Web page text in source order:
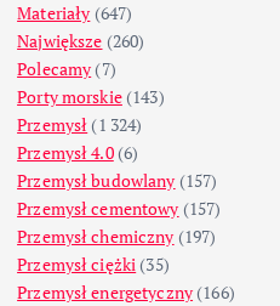
Materiały (647)
Największe (260)
Polecamy (7)
Porty morskie(143)
Przemysł (1 324)
Przemysł 4.0(6)
Przemysł budowlany (157)
Przemysł cementowy (157)
Przemysł chemiczny (197)
Przemysł ciężki (35)
Przemysł energetyczny (166)